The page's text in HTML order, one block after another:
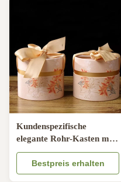
Kundenspezifische
elegante Rohr-Kasten mit
Band-Geschenk-
Verpackungs-Kasten-
Hochzeits-Süßigkeits-
Bestpreis erhalten